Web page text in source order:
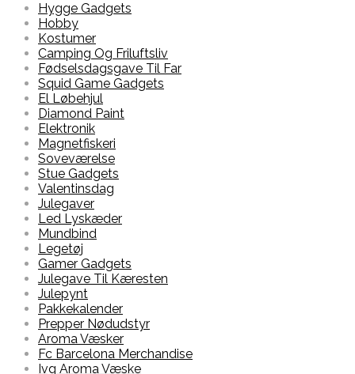
Hygge Gadgets
Hobby
Kostumer
Camping Og Friluftsliv
Fødselsdagsgave Til Far
Squid Game Gadgets
El Løbehjul
Diamond Paint
Elektronik
Magnetfiskeri
Soveværelse
Stue Gadgets
Valentinsdag
Julegaver
Led Lyskæder
Mundbind
Legetøj
Gamer Gadgets
Julegave Til Kæresten
Julepynt
Pakkekalender
Prepper Nødudstyr
Aroma Væsker
Fc Barcelona Merchandise
Ivg Aroma Væske